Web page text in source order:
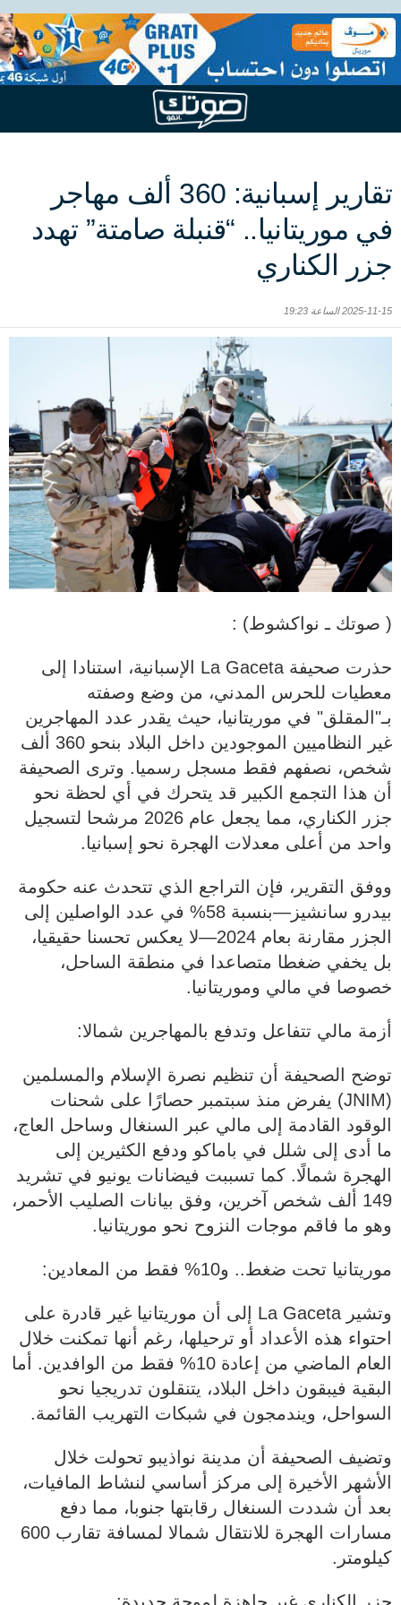
تقارير إسبانية: 360 ألف مهاجر
في موريتانيا.. “قنبلة صامتة” تهدد
جزر الكناري
2025-11-15 الساعة 19:23
( صوتك ـ نواكشوط) :
حذرت صحيفة La Gaceta الإسبانية، استنادا إلى
معطيات للحرس المدني، من وضع وصفته
بـ"المقلق" في موريتانيا، حيث يقدر عدد المهاجرين
غير النظاميين الموجودين داخل البلاد بنحو 360 ألف
شخص، نصفهم فقط مسجل رسميا. وترى الصحيفة
أن هذا التجمع الكبير قد يتحرك في أي لحظة نحو
جزر الكناري، مما يجعل عام 2026 مرشحا لتسجيل
واحد من أعلى معدلات الهجرة نحو إسبانيا.
ووفق التقرير، فإن التراجع الذي تتحدث عنه حكومة
بيدرو سانشيز—بنسبة 58% في عدد الواصلين إلى
الجزر مقارنة بعام 2024—لا يعكس تحسنا حقيقيا،
بل يخفي ضغطا متصاعدا في منطقة الساحل،
خصوصا في مالي وموريتانيا.
أزمة مالي تتفاعل وتدفع بالمهاجرين شمالا:
توضح الصحيفة أن تنظيم نصرة الإسلام والمسلمين
(JNIM) يفرض منذ سبتمبر حصارًا على شحنات
الوقود القادمة إلى مالي عبر السنغال وساحل العاج،
ما أدى إلى شلل في باماكو ودفع الكثيرين إلى
الهجرة شمالًا. كما تسببت فيضانات يونيو في تشريد
149 ألف شخص آخرين، وفق بيانات الصليب الأحمر،
وهو ما فاقم موجات النزوح نحو موريتانيا.
موريتانيا تحت ضغط.. و10% فقط من المعادين:
وتشير La Gaceta إلى أن موريتانيا غير قادرة على
احتواء هذه الأعداد أو ترحيلها، رغم أنها تمكنت خلال
العام الماضي من إعادة 10% فقط من الوافدين. أما
البقية فيبقون داخل البلاد، يتنقلون تدريجيا نحو
السواحل، ويندمجون في شبكات التهريب القائمة.
وتضيف الصحيفة أن مدينة نواذيبو تحولت خلال
الأشهر الأخيرة إلى مركز أساسي لنشاط المافيات،
بعد أن شددت السنغال رقابتها جنوبا، مما دفع
مسارات الهجرة للانتقال شمالا لمسافة تقارب 600
كيلومتر.